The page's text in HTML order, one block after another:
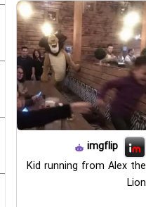
imgflip
Kid running from Alex the
Lion